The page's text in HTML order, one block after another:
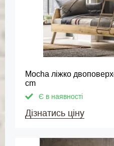
Mocha ліжко
cm
Є в наявності
Дізнатись ціну